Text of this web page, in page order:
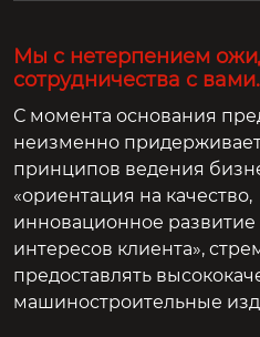
Мы с нетерпением
сотрудничества с вами.
С момента основания
неизменно
принципов ведения
«ориентация на качество,
инновационное
интересов клиента»,
предоставлять
машиностроительные